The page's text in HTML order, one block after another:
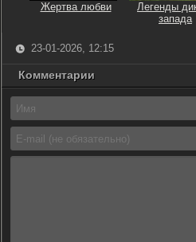
Жертва любви
Легенды
запада
23-01-2026, 12:15
Комментарии